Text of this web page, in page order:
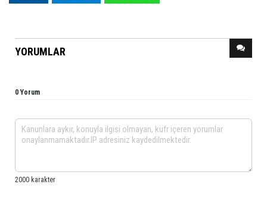
YORUMLAR
0 Yorum